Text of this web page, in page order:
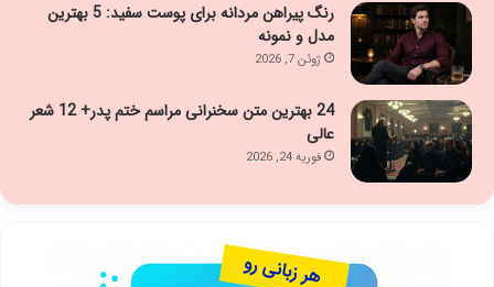
رنگ پیراهن مردانه برای پوست سفید: 5 بهترین
مدل و نمونه
ژوئن 7, 2026
24 بهترین متن سخنرانی مراسم ختم پدر+ 12 شعر
عالی
فوریه 24, 2026